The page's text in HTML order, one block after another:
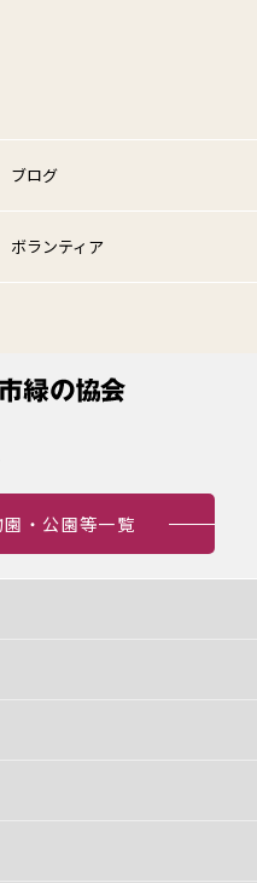
ブログ
ボランティア
・公園等一覧